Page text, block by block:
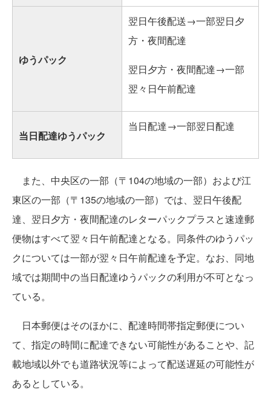
ゆうパック
翌日午後配送→一部翌日夕
方・夜間配達
翌日夕方・夜間配達→一部
翌々日午前配達
当日配達ゆうパック
当日配達→一部翌日配達
また、中央区の一部（〒104の地域の一部）および江
東区の一部（〒135の地域の一部）では、翌日午後配
達、翌日夕方・夜間配達のレターパックプラスと速達郵
便物はすべて翌々日午前配達となる。同条件のゆうパッ
クについては一部が翌々日午前配達を予定。なお、同地
域では期間中の当日配達ゆうパックの利用が不可となっ
ている。
日本郵便はそのほかに、配達時間帯指定郵便につい
て、指定の時間に配達できない可能性があることや、記
載地域以外でも道路状況等によって配送遅延の可能性が
あるとしている。